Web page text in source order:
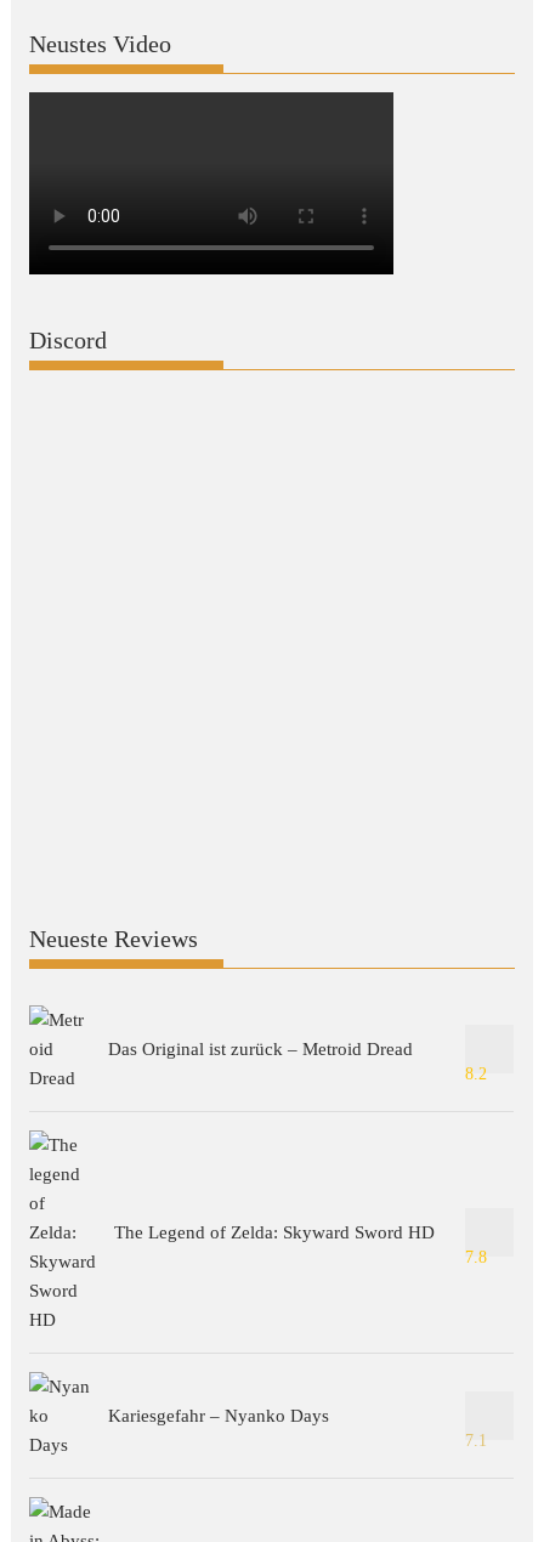
Neustes Video
Discord
Neueste Reviews
Das Original ist zurück – Metroid Dread
8.2
The Legend of Zelda: Skyward Sword HD
7.8
Kariesgefahr – Nyanko Days
7.1